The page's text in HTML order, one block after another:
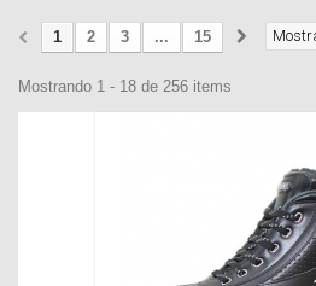
1 2 3 ... 15
Mostrando 1 - 18 de 256 items